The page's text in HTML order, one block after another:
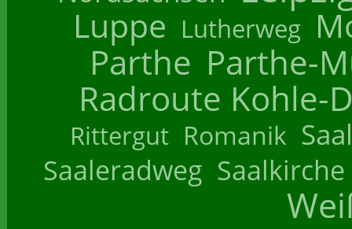
Luppe Lutherweg
Parthe Parthe-
Radroute Kohle-
Rittergut Romanik
Saaleradweg Saalkirche